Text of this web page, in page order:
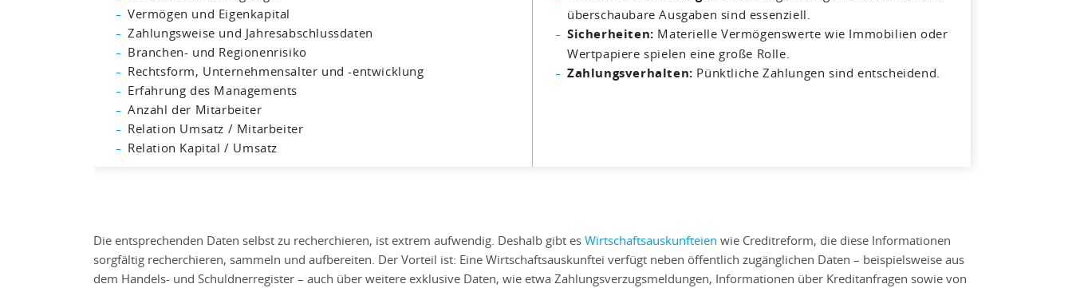
Vermögen und Eigenkapital
Zahlungsweise und Jahresabschlussdaten
Branchen- und Regionenrisiko
Rechtsform, Unternehmensalter und -entwicklung
Erfahrung des Managements
Anzahl der Mitarbeiter
Relation Umsatz / Mitarbeiter
Relation Kapital / Umsatz
überschaubare Ausgaben sind essenziell.
Sicherheiten: Materielle Vermögenswerte wie Immobilien oder
Wertpapiere spielen eine große Rolle.
Zahlungsverhalten: Pünktliche Zahlungen sind entscheidend.
Die entsprechenden Daten selbst zu recherchieren, ist extrem aufwendig. Deshalb gibt es Wirtschaftsauskunfteien wie Creditreform, die diese Informationen
sorgfältig recherchieren, sammeln und aufbereiten. Der Vorteil ist: Eine Wirtschaftsauskunftei verfügt neben öffentlich zugänglichen Daten – beispielsweise aus
dem Handels- und Schuldnerregister – auch über weitere exklusive Daten, wie etwa Zahlungsverzugsmeldungen, Informationen über Kreditanfragen sowie von